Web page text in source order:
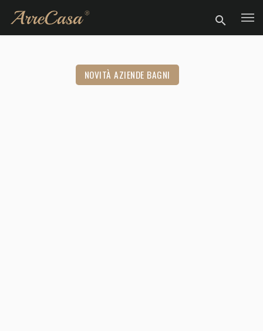
NOVITÀ AZIENDE BAGNI